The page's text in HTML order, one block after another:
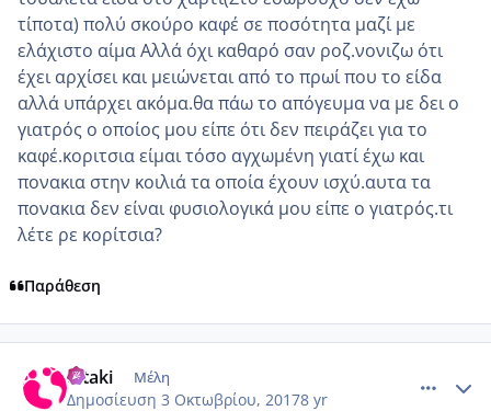
τίποτα) πολύ σκούρο καφέ σε ποσότητα μαζί με
ελάχιστο αίμα Αλλά όχι καθαρό σαν ροζ.νονιζω ότι
έχει αρχίσει και μειώνεται από το πρωί που το είδα
αλλά υπάρχει ακόμα.θα πάω το απόγευμα να με δει ο
γιατρός ο οποίος μου είπε ότι δεν πειράζει για το
καφέ.κοριτσια είμαι τόσο αγχωμένη γιατί έχω και
πονακια στην κοιλιά τα οποία έχουν ισχύ.αυτα τα
πονακια δεν είναι φυσιολογικά μου είπε ο γιατρός.τι
λέτε ρε κορίτσια?
Παράθεση
ditaki Μέλη
Δημοσίευση 3 Οκτωβρίου, 20178 yr